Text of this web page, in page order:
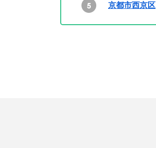
京都市西京区